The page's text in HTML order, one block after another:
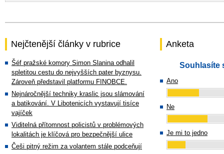
Nejčtenější články v rubrice
Šéf pražské komory Simon Slanina odhalil
spletitou cestu do nejvyšších pater byznysu.
Zároveň představil platformu FINOBCE.
Nejnáročnější techniky kraslic jsou slámování
a batikování. V Libotenicích vystavují tisíce
vajíček
Viditelná přítomnost policistů v problémových
lokalitách je klíčová pro bezpečnější ulice
Češi pitný režim za volantem stále podceňují
Anketa
Souhlasíte
Ano
Ne
Je mi to jedno